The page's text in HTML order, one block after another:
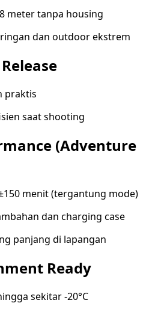
meter tanpa housing
dan outdoor ekstrem
praktis
saat shooting
(Adventure
menit (tergantung mode)
dan charging case
panjang di lapangan
Ready
sekitar -20°C